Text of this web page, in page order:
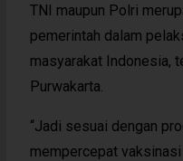
TNI maupun Polri
pemerintah dalam
masyarakat Indonesia,
Purwakarta.
“Jadi sesuai dengan
mempercepat